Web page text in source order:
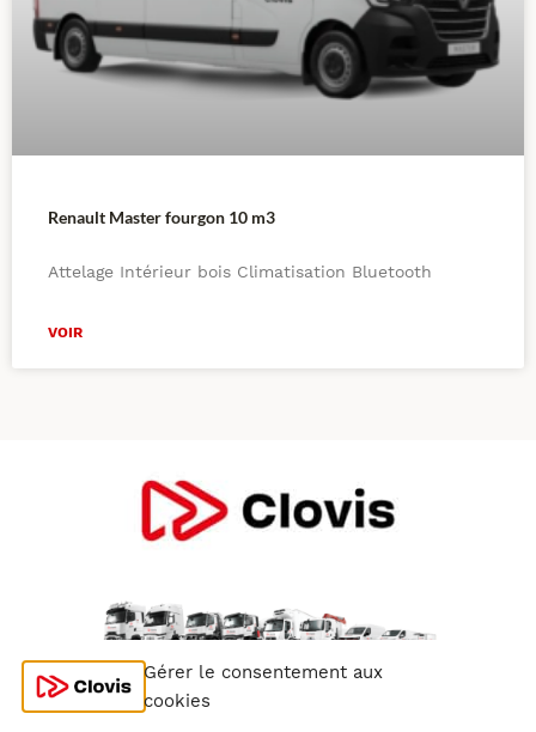
Gérer le consentement aux
cookies
Renault Master fourgon 10 m3
Attelage Intérieur bois Climatisation Bluetooth
VOIR